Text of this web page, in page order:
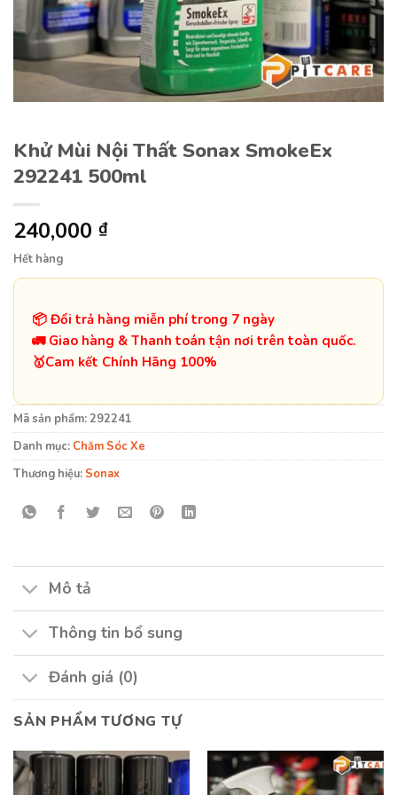
Khử Mùi Nội Thất Sonax SmokeEx
292241 500ml
240,000 ₫
Hết hàng
📦 Đổi trả hàng miễn phí trong 7 ngày
🚛 Giao hàng & Thanh toán tận nơi trên toàn quốc.
️🥇Cam kết Chính Hãng 100%
Mã sản phẩm:292241
Danh mục: Chăm Sóc Xe
Thương hiệu: Sonax
Mô tả
Thông tin bổ sung
Đánh giá (0)
SẢN PHẨM TƯƠNG TỰ